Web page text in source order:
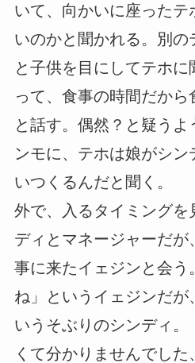
いて、向かいに座ったテ
いのかと聞かれる。別
と子供を目にしてテホ
って、食事の時間だか
と話す。偶然？と疑うよ
ンモに、テホは娘がシン
いつくるんだと聞く。
外で、入るタイミングを
ディとマネージャーだが
事に来たイェジンと会う
ね」というイェジンだが
いうそぶりのシンディ。
くて分かりませんでし